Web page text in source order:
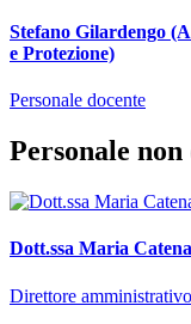
Stefano Gilardengo
e Protezione)
Personale docente
Personale non
Dott.ssa Maria
Direttore